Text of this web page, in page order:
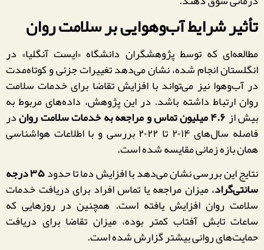
تأثیر شرایط آب‌وهوایی بر سلامت روان
مطالعه‌ای که توسط پژوهشگران دانشگاه «ایست آنگلیا» در
انگلستان انجام شده، نشان می‌دهد تغییرات جزئی و کوتاه‌مدت
در آب‌وهوا نیز می‌تواند با افزایش تقاضا برای خدمات سلامت
روان ارتباط داشته باشد. در این پژوهش، داده‌های مربوط به
بیش از۴.۶ میلیون تماس و مراجعه به خدمات سلامت روان در
فاصله سال‌های ۲۰۱۴ تا ۲۰۲۲ بررسی و با اطلاعات هواشناسی
همان بازه زمانی مقایسه شده است.
نتایج این بررسی نشان می‌دهد با افزایش دما تا حدود
۳۵ درجه
سانتی‌گراد، میزان مراجعه یا تماس افراد برای دریافت خدمات
سلامت روان افزایش یافته است. همچنین در روزهایی که
ساعات تابش آفتاب کمتر بوده، میزان تقاضا برای دریافت
حمایت‌های روانی بیشتر گزارش شده است.